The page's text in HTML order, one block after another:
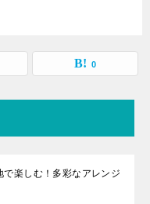
0
で楽しむ！多彩なアレンジ